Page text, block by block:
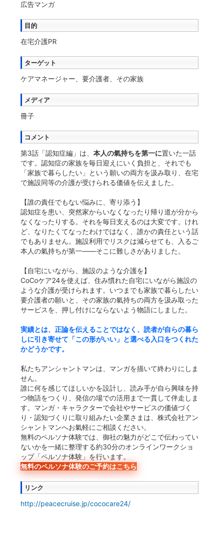
広告マンガ
目的
在宅介護PR
ターゲット
ケアマネージャー、要介護者、その家族
メディア
冊子
コメント
第3話「認知症編」は、 本人の氣持ちを第一に置いた一話
です。認知症の家族を毎日迎えにいく負担と、それでも
「家族で暮らしたい」という願いの両方を汲み取り、在宅
で施設同等の介護が受けられる価値を伝えました。
【誰の責任でもない悩みに、寄り添う】
認知症を患い、突然家からいなくなったり帰り道が分から
なくなったりする。それを毎日支えるのは大変です。けれ
ど、なりたくてなったわけではなく、誰かの責任という話
でもありません。施設利用でリスクは減らせても、入るご
本人の氣持ちが第一――そこに難しさがありました。
【自宅にいながら、施設のような介護を】
CoCoケア24を使えば、住み慣れた自宅にいながら施設の
ような介護が受けられます。いつまでも家族で暮らしたい
要介護者の願いと、その家族の氣持ちの両方を汲み取った
サービスを、押し付けにならないよう物語にしました。
実績とは、正論を伝えることではなく、読者が自らの暮ら
しに引き寄せて「この形がいい」と選べる入口をつくれた
かどうかです。
私たちアンシャントマンは、マンガを描いて終わりにしま
せん。
誰に何を感じてほしいかを設計し、読み手が自ら興味を持
つ物語をつくり、発信の場での活用まで一貫して伴走しま
す。マンガ・キャラクターで会社やサービスの価値づく
り・認知づくりに取り組みたい企業さまは、株式会社アン
シャントマンへお氣軽にご相談ください。
無料のペルソナ体験では、御社の魅力がどこで伝わってい
ないかを一緒に整理する約30分のオンラインワークショ
ップ「ペルソナ体験」を行います。
無料のペルソナ体験のご予約はこちら
リンク
http://peacecruise.jp/cococare24/